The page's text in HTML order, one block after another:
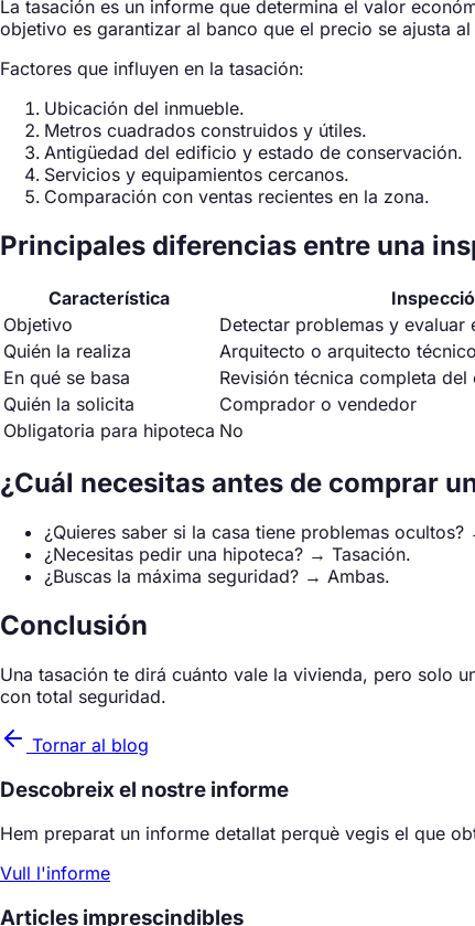
La tasación es un informe que determina el valor
objetivo es garantizar al banco que el precio se ajusta
Factores que influyen en la tasación:
Ubicación del inmueble.
Metros cuadrados construidos y útiles.
Antigüedad del edificio y estado de conservación.
Servicios y equipamientos cercanos.
Comparación con ventas recientes en la zona.
Principales diferencias entre una
Característica
Objetivo
Detectar problemas y evaluar
Quién la realiza
Arquitecto o arquitecto técnico
En qué se basa
Revisión técnica completa del
Quién la solicita
Comprador o vendedor
Obligatoria para hipoteca No
¿Cuál necesitas antes de comprar
¿Quieres saber si la casa tiene problemas
¿Necesitas pedir una hipoteca? → Tasación.
¿Buscas la máxima seguridad? → Ambas.
Conclusión
Una tasación te dirá cuánto vale la vivienda, pero solo
con total seguridad.
Tornar al blog
Descobreix el nostre informe
Hem preparat un informe detallat perquè vegis el que
Vull l'informe
Articles imprescindibles